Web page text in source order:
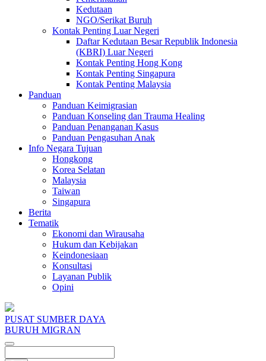
Kedutaan
NGO/Serikat Buruh
Kontak Penting Luar Negeri
Daftar Kedutaan Besar Republik Indonesia
(KBRI) Luar Negeri
Kontak Penting Hong Kong
Kontak Penting Singapura
Kontak Penting Malaysia
Panduan
Panduan Keimigrasian
Panduan Konseling dan Trauma Healing
Panduan Penanganan Kasus
Panduan Pengasuhan Anak
Info Negara Tujuan
Hongkong
Korea Selatan
Malaysia
Taiwan
Singapura
Berita
Tematik
Ekonomi dan Wirausaha
Hukum dan Kebijakan
Keindonesiaan
Konsultasi
Layanan Publik
Opini
PUSAT SUMBER DAYA
BURUH MIGRAN